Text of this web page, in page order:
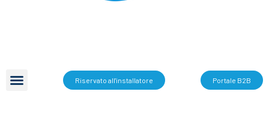
Riservato all'installatore Portale B2B